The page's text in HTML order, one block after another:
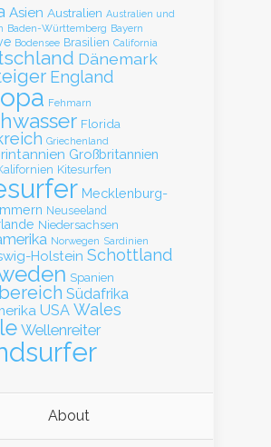
Asien Australien Australien und
Baden-Württemberg Bayern
Bodensee Brasilien California
Dänemark
England
Fehmarn
Florida
Griechenland
Großbritannien
Kitesurfen
Mecklenburg-
Neuseeland
Niedersachsen
Norwegen Sardinien
Holstein Schottland
Spanien
Südafrika
USA Wales
Wellenreiter
About